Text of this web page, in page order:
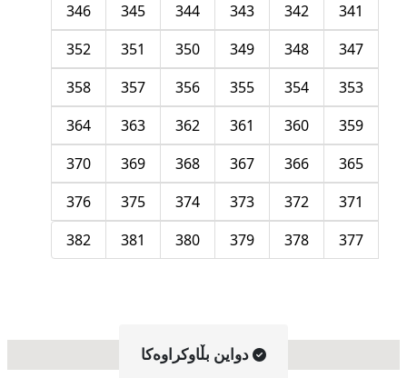
341
342
343
344
345
346
347
348
349
350
351
352
353
354
355
356
357
358
359
360
361
362
363
364
365
366
367
368
369
370
371
372
373
374
375
376
377
378
379
380
381
382
دواین بڵاوکراوه‌کا